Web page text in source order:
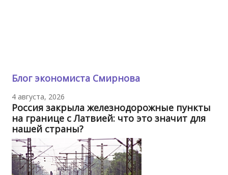
Блог экономиста Смирнова
4 августа, 2026
Россия закрыла железнодорожные пункты
на границе с Латвией: что это значит для
нашей страны?